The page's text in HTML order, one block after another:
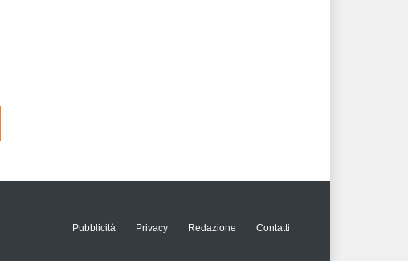
Pubblicità Privacy Redazione Contatti